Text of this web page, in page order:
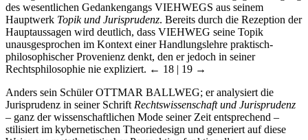
des wesentlichen Gedankengangs VIEHWEGS aus seinem
Hauptwerk Topik und Jurisprudenz. Bereits durch die Rezeption der
Hauptaussagen wird deutlich, dass VIEHWEG seine Topik
unausgesprochen im Kontext einer Handlungslehre praktisch-
philosophischer Provenienz denkt, den er jedoch in seiner
Rechtsphilosophie nie expliziert. ← 18 | 19 →
Anders sein Schüler OTTMAR BALLWEG; er analysiert die
Jurisprudenz in seiner Schrift Rechtswissenschaft und Jurisprudenz
– ganz der wissenschaftlichen Mode seiner Zeit entsprechend –
stilisiert im kybernetischen Theoriedesign und generiert auf diese